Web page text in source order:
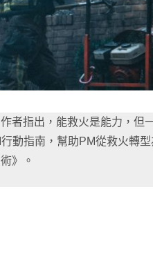
者指出，能救火是能力，但
動指南，幫助PM從救火轉
》。